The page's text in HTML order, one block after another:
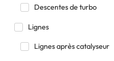
Descentes de turbo
Lignes
Lignes après catalyseur